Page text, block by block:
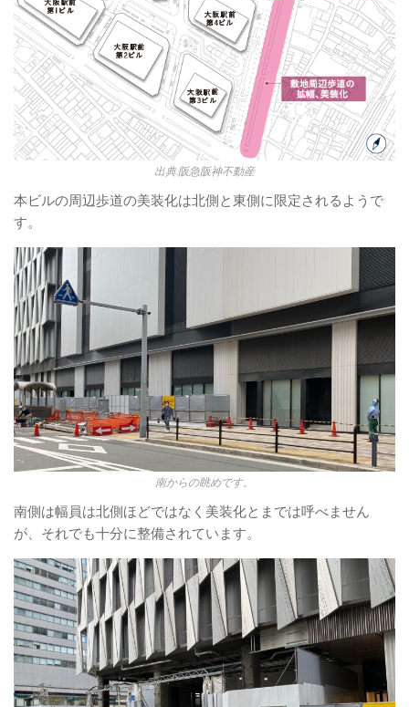
出典:阪急阪神不動産
本ビルの周辺歩道の美装化は北側と東側に限定されるようで
す。
南からの眺めです。
南側は幅員は北側ほどではなく美装化とまでは呼べません
が、それでも十分に整備されています。